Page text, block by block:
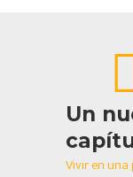
Un
Vivir en